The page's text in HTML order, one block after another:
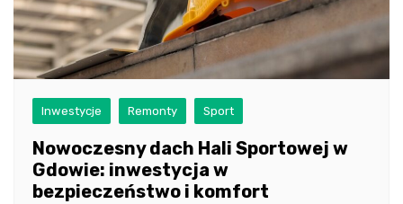
Inwestycje Remonty Sport
Nowoczesny dach Hali Sportowej w
Gdowie: inwestycja w
bezpieczeństwo i komfort